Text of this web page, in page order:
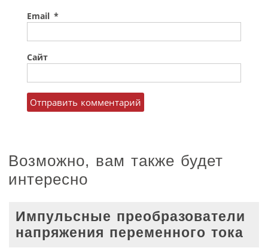
Email *
Сайт
Возможно, вам также будет
интересно
Импульсные преобразователи
напряжения переменного тока